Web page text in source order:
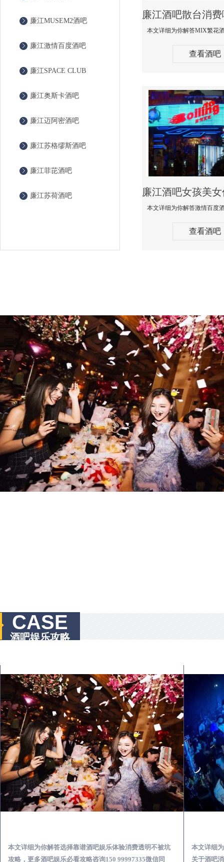
廉江MUSEM2酒吧
廉江激情百度酒吧
廉江SPACE CLUB
廉江奥斯卡酒吧
廉江迈阿密酒吧
廉江苏格缪斯酒吧
廉江菲芘酒吧
廉江苏荷酒吧
查看酒吧
查看酒吧
CASE
酒吧娱乐攻略
本文详细为你解答选择靠谱酒吧娱乐体验消费透明不被坑
攻略，更多酒吧娱乐必看攻略咨询150 99997335微信同
本文详细
关于酒吧